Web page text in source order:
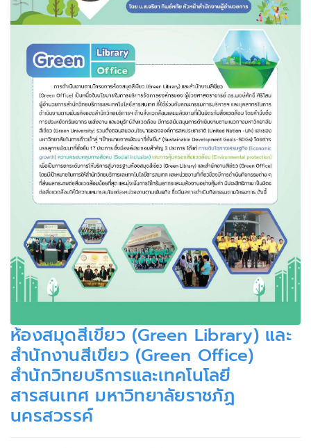
ห้องสมุดสีเขียว (Green Library) และ
สำนักงานสีเขียว (Green Office)
สำนักวิทยบริการและเทคโนโลยี
สารสนเทศ มหาวิทยาลัยราชภัฏ
นครสวรรค์